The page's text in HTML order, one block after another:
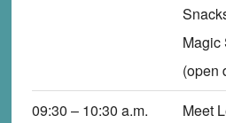
Magic
(open
09:30 – 10:30 a.m.
Meet